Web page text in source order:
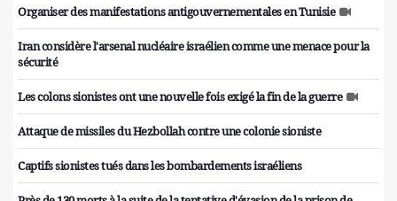
Organiser des manifestations antigouvernementales en Tunisie
Iran considère l'arsenal nucléaire israélien comme une menace pour la
sécurité
Les colons sionistes ont une nouvelle fois exigé la fin de la guerre
Attaque de missiles du Hezbollah contre une colonie sioniste
Captifs sionistes tués dans les bombardements israéliens